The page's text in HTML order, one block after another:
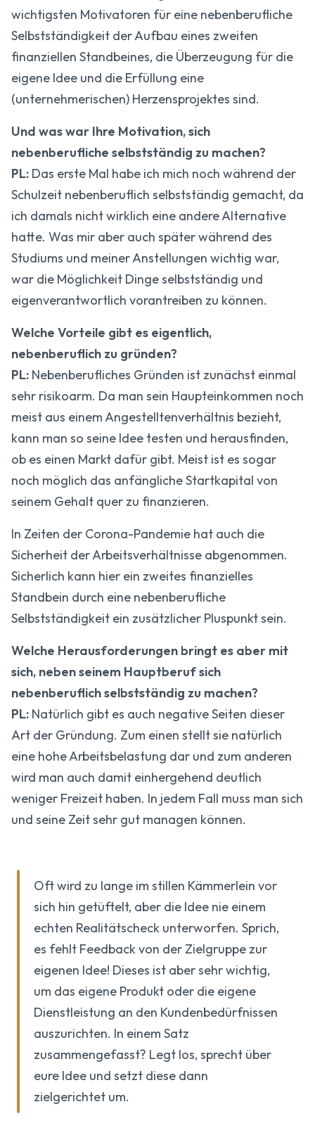
wichtigsten Motivatoren für eine nebenberufliche
Selbstständigkeit der Aufbau eines zweiten
finanziellen Standbeines, die Überzeugung für die
eigene Idee und die Erfüllung eine
(unternehmerischen) Herzensprojektes sind.
Und was war Ihre Motivation, sich
nebenberufliche selbstständig zu machen?
PL: Das erste Mal habe ich mich noch während der
Schulzeit nebenberuflich selbstständig gemacht, da
ich damals nicht wirklich eine andere Alternative
hatte. Was mir aber auch später während des
Studiums und meiner Anstellungen wichtig war,
war die Möglichkeit Dinge selbstständig und
eigenverantwortlich vorantreiben zu können.
Welche Vorteile gibt es eigentlich,
nebenberuflich zu gründen?
PL: Nebenberufliches Gründen ist zunächst einmal
sehr risikoarm. Da man sein Haupteinkommen noch
meist aus einem Angestelltenverhältnis bezieht,
kann man so seine Idee testen und herausfinden,
ob es einen Markt dafür gibt. Meist ist es sogar
noch möglich das anfängliche Startkapital von
seinem Gehalt quer zu finanzieren.
In Zeiten der Corona-Pandemie hat auch die
Sicherheit der Arbeitsverhältnisse abgenommen.
Sicherlich kann hier ein zweites finanzielles
Standbein durch eine nebenberufliche
Selbstständigkeit ein zusätzlicher Pluspunkt sein.
Welche Herausforderungen bringt es aber mit
sich, neben seinem Hauptberuf sich
nebenberuflich selbstständig zu machen?
PL: Natürlich gibt es auch negative Seiten dieser
Art der Gründung. Zum einen stellt sie natürlich
eine hohe Arbeitsbelastung dar und zum anderen
wird man auch damit einhergehend deutlich
weniger Freizeit haben. In jedem Fall muss man sich
und seine Zeit sehr gut managen können.
Oft wird zu lange im stillen Kämmerlein vor
sich hin getüftelt, aber die Idee nie einem
echten Realitätscheck unterworfen. Sprich,
es fehlt Feedback von der Zielgruppe zur
eigenen Idee! Dieses ist aber sehr wichtig,
um das eigene Produkt oder die eigene
Dienstleistung an den Kundenbedürfnissen
auszurichten. In einem Satz
zusammengefasst? Legt los, sprecht über
eure Idee und setzt diese dann
zielgerichtet um.